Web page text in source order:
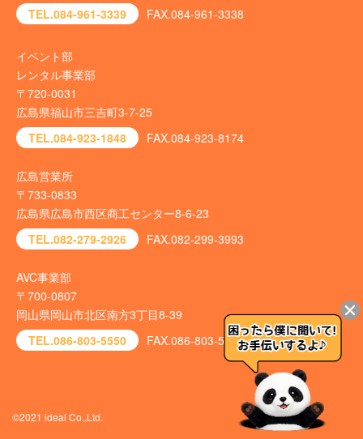
TEL.084-961-3339
FAX.084-961-3338
イベント部
レンタル事業部
〒720-0031
広島県福山市三吉町3-7-25
TEL.084-923-1848
FAX.084-923-8174
広島営業所
〒733-0833
広島県広島市西区商工センター8-6-23
TEL.082-279-2926
FAX.082-299-3993
AVC事業部
〒700-0807
岡山県岡山市北区南方3丁目8-39
TEL.086-803-5550
FAX.086-803-5540
©2021 ideal Co.,Ltd.